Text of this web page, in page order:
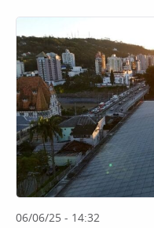
06/06/25 - 14:32